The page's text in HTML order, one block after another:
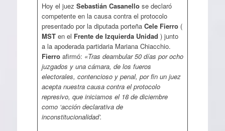
Hoy el juez Sebastián Casanellose declaró
competente en la causa contra el protocolo
presentado por la diputada porteña Cele Fierro(
MSTen el Frente de Izquierda Unidad ) junto
a la apoderada partidaria Mariana Chiacchio.
Fierroafirmó: «Tras deambular 50 días por ocho
juzgados y una cámara, de los fueros
electorales, contencioso y penal, por fin un juez
acepta nuestra causa contra el protocolo
represivo, que iniciamos el 18 de diciembre
como ‘acción declarativa de
inconstitucionalidad’.